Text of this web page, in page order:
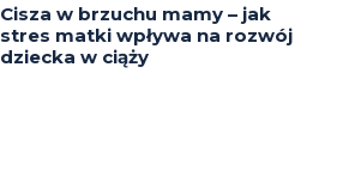
Cisza w brzuchu mamy – jak
stres matki wpływa na rozwój
dziecka w ciąży